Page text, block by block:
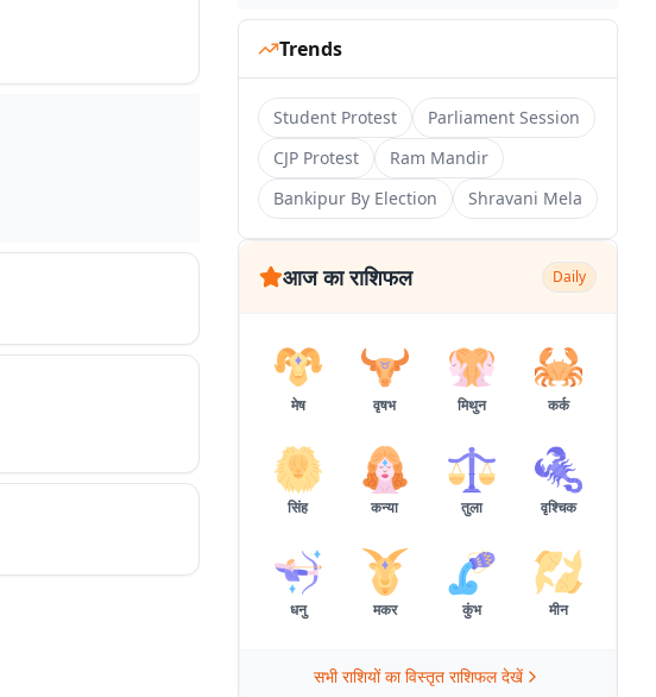
Trends
Student Protest
Parliament Session
CJP Protest
Ram Mandir
Bankipur By Election
Shravani Mela
आज का राशिफल Daily
मेष वृषभ मिथुन कर्क
सिंह कन्या तुला वृश्चिक
धनु मकर कुंभ मीन
सभी राशियों का विस्तृत राशिफल देखें